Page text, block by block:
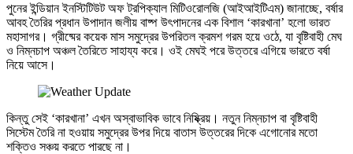
পুনের ইন্ডিয়ান ইনস্টিটিউট অফ ট্রপিক্যাল মিটিওরোলজি (আইআইটিএম) জানাচ্ছে, বর্ষার
আবহ তৈরির প্রধান উপাদান জলীয় বাষ্প উৎপাদনের এক বিশাল ‘কারখানা’ হলো ভারত
মহাসাগর। গ্রীষ্মের কয়েক মাস সমুদ্রের উপরিতল ক্রমশ গরম হয়ে ওঠে, যা বৃষ্টিবাহী মেঘ
ও নিম্নচাপ অঞ্চল তৈরিতে সাহায্য করে। ওই মেঘই পরে উত্তরে এগিয়ে ভারতে বর্ষা
নিয়ে আসে।
কিন্তু সেই ‘কারখানা’ এখন অস্বাভাবিক ভাবে নিষ্ক্রিয়। নতুন নিম্নচাপ বা বৃষ্টিবাহী
সিস্টেম তৈরি না হওয়ায় সমুদ্রের উপর দিয়ে বাতাস উত্তরের দিকে এগোনোর মতো
শক্তিও সঞ্চয় করতে পারছে না।